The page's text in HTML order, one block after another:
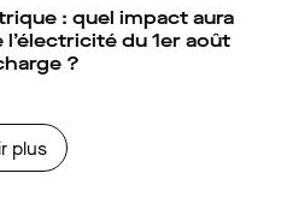
: quel impact aura
l’électricité du 1er août
?
plus